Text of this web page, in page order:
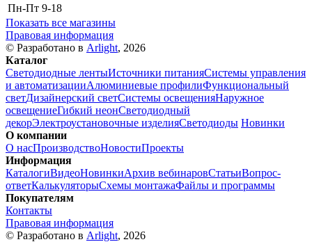
Пн-Пт 9-18
Показать все магазины
Правовая информация
© Разработано в Arlight, 2026
Каталог
Светодиодные лентыИсточники питанияСистемы управления
и автоматизацииАлюминиевые профилиФункциональный
светДизайнерский светСистемы освещенияНаружное
освещениеГибкий неонСветодиодный
декорЭлектроустановочные изделияСветодиоды Новинки
О компании
О насПроизводствоНовостиПроекты
Информация
КаталогиВидеоНовинкиАрхив вебинаровСтатьиВопрос-
ответКалькуляторыСхемы монтажаФайлы и программы
Покупателям
Контакты
Правовая информация
© Разработано в Arlight, 2026